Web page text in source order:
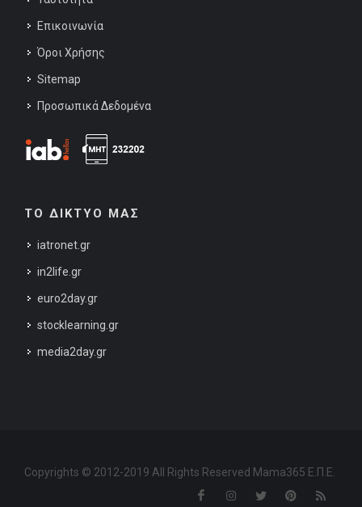
Επικοινωνία
Όροι Χρήσης
Sitemap
Προσωπικά Δεδομένα
ΤΟ ΔΙΚΤΥΟ ΜΑΣ
iatronet.gr
in2life.gr
euro2day.gr
stocklearning.gr
media2day.gr
Copyrights © 2012-2019 All Rights Reserved Mama365 Ε.Π.Ε.